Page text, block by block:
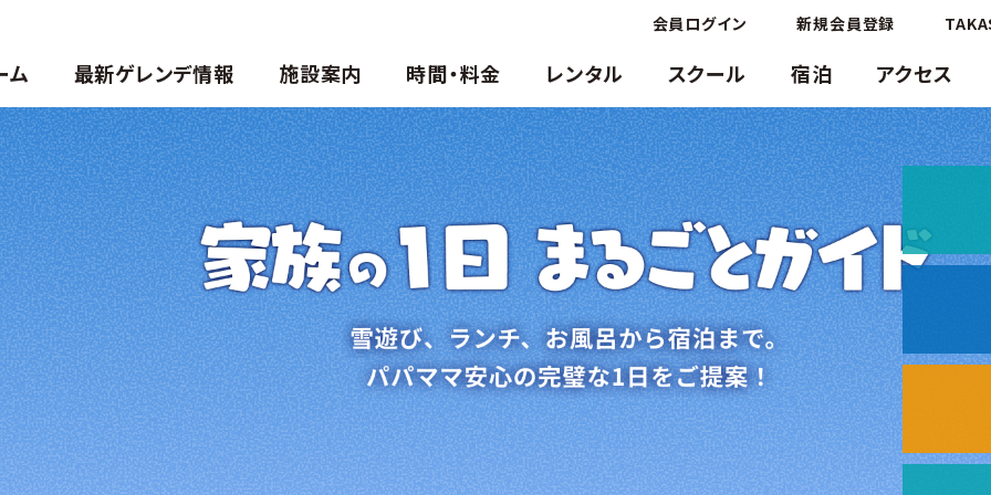
会員ログイン 新規会員登録
ム 最新ゲレンデ情報 施設案内 時間・料金 レンタル スクール 宿泊 アクセス